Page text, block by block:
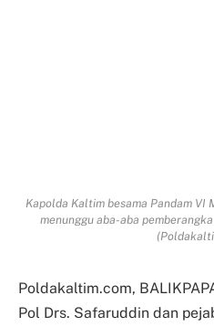
Kapolda Kaltim besama Pandam VI
menunggu aba-aba
Poldakaltim.com,
Pol Drs. Safaruddin dan